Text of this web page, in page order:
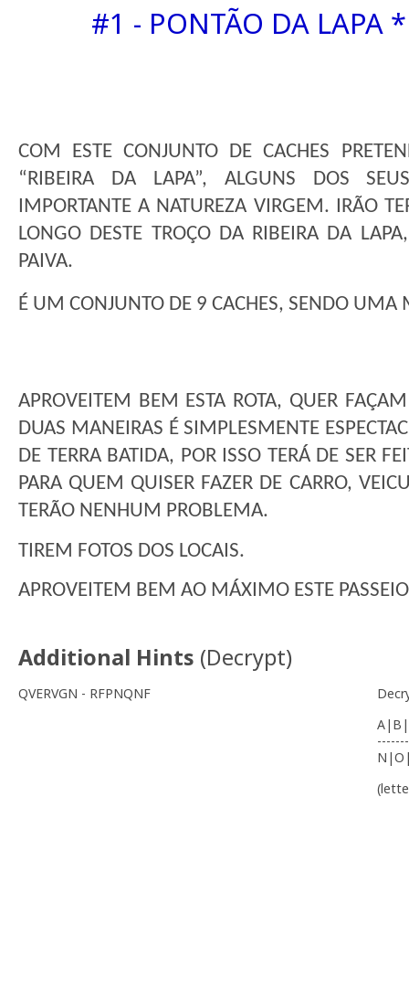
#1 - PONTÃO DA LAPA
COM ESTE CONJUNTO DE CACHES
“RIBEIRA DA LAPA”, ALGUNS DOS
IMPORTANTE A NATUREZA VIRGEM. IRÃO
LONGO DESTE TROÇO DA RIBEIRA DA
PAIVA.
É UM CONJUNTO DE 9 CACHES, SENDO UMA
APROVEITEM BEM ESTA ROTA, QUER
DUAS MANEIRAS É SIMPLESMENTE
DE TERRA BATIDA, POR ISSO TERÁ DE SER
PARA QUEM QUISER FAZER DE CARRO,
TERÃO NENHUM PROBLEMA.
TIREM FOTOS DOS LOCAIS.
APROVEITEM BEM AO MÁXIMO ESTE PASSEIO
Additional Hints (Decrypt)
QVERVGN - RFPNQNF